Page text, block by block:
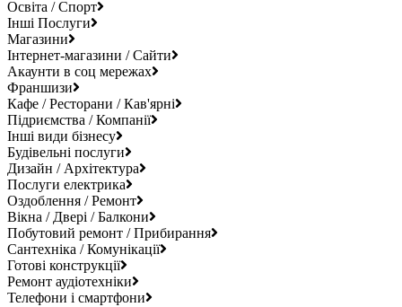
Освіта / Спорт
Інші Послуги
Магазини
Інтернет-магазини / Сайти
Акаунти в соц мережах
Франшизи
Кафе / Ресторани / Кав'ярні
Підриємства / Компанії
Інші види бізнесу
Будівельні послуги
Дизайн / Архітектура
Послуги електрика
Оздоблення / Ремонт
Вікна / Двері / Балкони
Побутовий ремонт / Прибирання
Сантехніка / Комунікації
Готові конструкції
Ремонт аудіотехніки
Телефони і смартфони